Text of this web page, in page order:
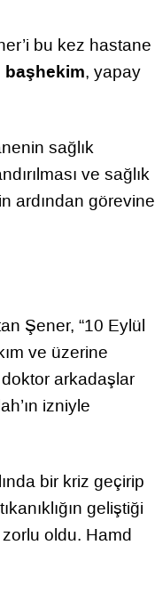
bu kez hastane
başhekim, yapay
sağlık
ve sağlık
ardından görevine
Şener, “10 Eylül
ve üzerine
arkadaşlar
izniyle
bir kriz geçirip
geliştiği
oldu. Hamd